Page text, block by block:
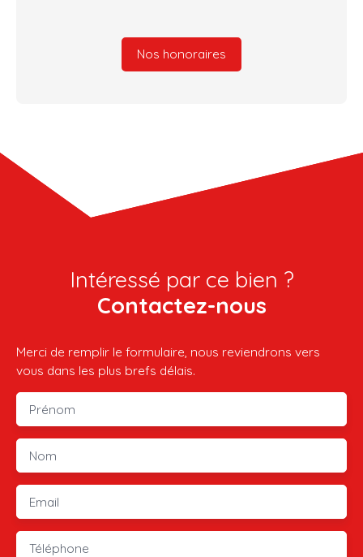
Nos honoraires
Intéressé par ce bien ?
Contactez-nous
Merci de remplir le formulaire, nous reviendrons vers
vous dans les plus brefs délais.
Prénom
Nom
Email
Téléphone